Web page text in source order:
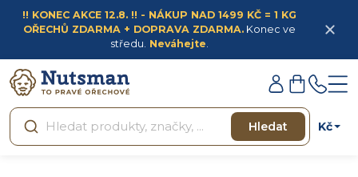
obsah
!! KONEC AKCE 12.8. !! - NÁKUP NAD 1499 KČ = 1 KG
OŘECHŮ ZDARMA + DOPRAVA ZDARMA.Konec ve
středu. Neváhejte.
Hledat Kč
Přihlášení
Nákupní
košík